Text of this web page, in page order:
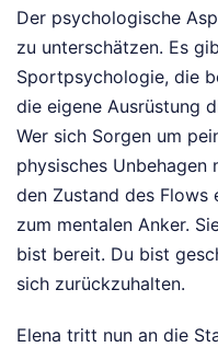
Der psychologische
zu unterschätzen. Es
Sportpsychologie, die
die eigene Ausrüstung
Wer sich Sorgen um
physisches Unbehagen
den Zustand des Flows
zum mentalen Anker.
bist bereit. Du bist
sich zurückzuhalten.
Elena tritt nun an die